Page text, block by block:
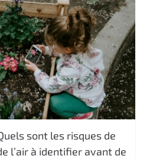
sont les risques de
l’air à identifier avant de